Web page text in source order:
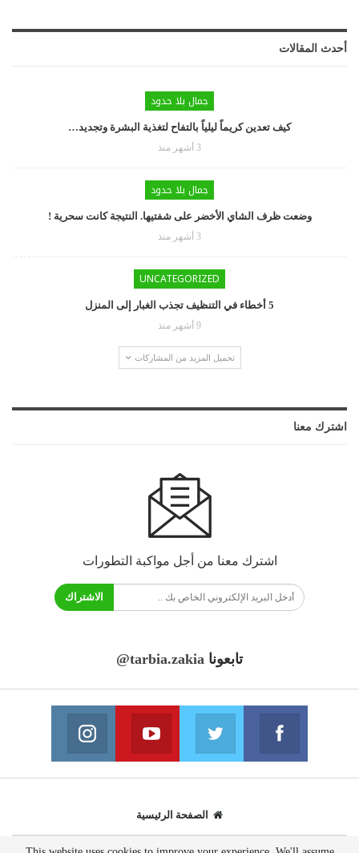
أحدث المقالات
جمال بلا حدود
كيف تعدين كريماً ليلياً بالتفاح لتغذية البشرة وتجديد…
3 أشهر منذ
جمال بلا حدود
وضعت ظرف الشاي الأخضر على شفتيها. النتيجة كانت سحرية !
3 أشهر منذ
UNCATEGORIZED
5 أخطاء في التنظيف تجذب الغبار إلى المنزل
9 أشهر منذ
تحميل المزيد من المشاركات
اشترك معنا
اشترك معنا من أجل مواكبة التطورات
الاشتراك
تابعونا @tarbia.zakia
فايسبوك
انضم الينا انضم الينا
يوتيوب
انضم الينا
الصفحة الرئيسية